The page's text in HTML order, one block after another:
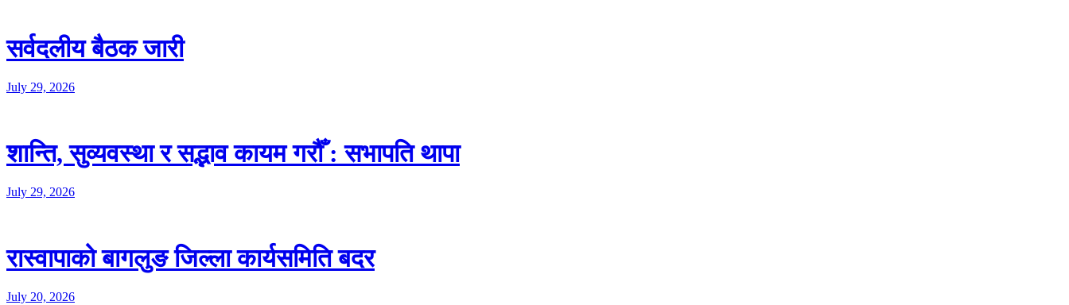
सर्वदलीय बैठक जारी
July 29, 2026
शान्ति, सुव्यवस्था र सद्भाव कायम गरौँ : सभापति थापा
July 29, 2026
रास्वापाको बागलुङ जिल्ला कार्यसमिति बदर
July 20, 2026